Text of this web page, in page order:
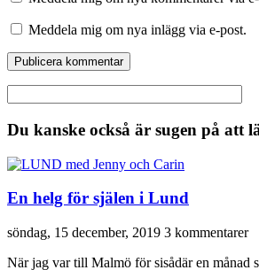
Meddela mig om nya inlägg via e-post.
Du kanske också är sugen på att
En helg för själen i Lund
söndag, 15 december, 2019 3 kommentarer
När jag var till Malmö för sisådär en månad